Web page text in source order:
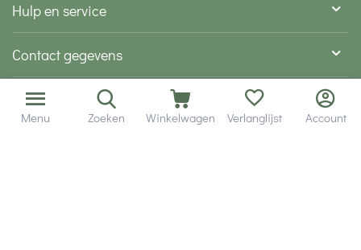
Hulp en service
Contact gegevens
Hobby Gigant
Menu Zoeken Winkelwagen Verlanglijst Account